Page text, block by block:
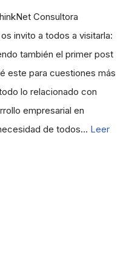
Consultora
invito a todos a visitarla:
también el primer post
este para cuestiones más
lo relacionado con
empresarial en
de todos… Leer